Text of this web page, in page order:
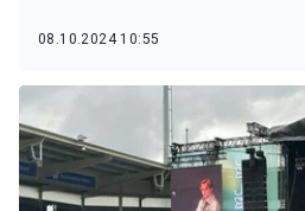
08.10.2024 10:55